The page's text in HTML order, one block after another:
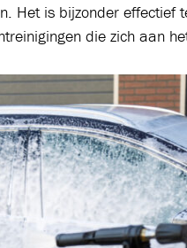
Het is bijzonder effectief
die zich aan